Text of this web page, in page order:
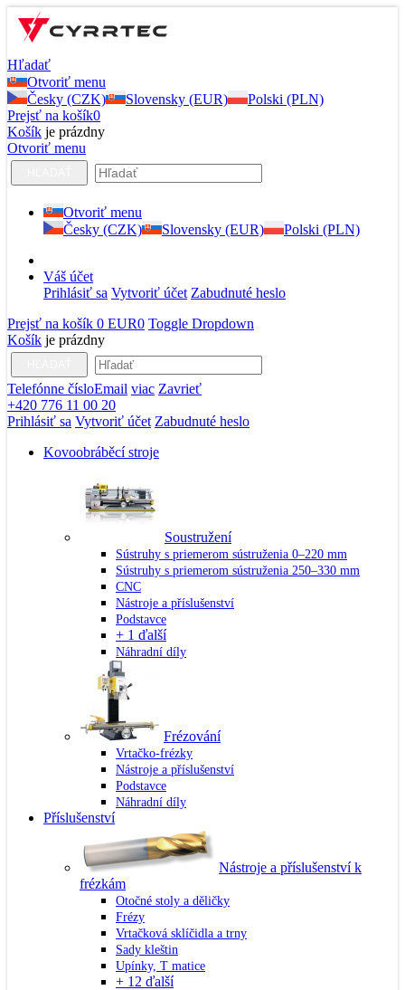
Hľadať
Otvoriť menu
Česky (CZK)
Slovensky (EUR)
Polski (PLN)
Prejsť na košík0
Košík je prázdny
Otvoriť menu
Otvoriť menu
Česky (CZK)
Slovensky (EUR) Polski (PLN)
Váš účet
Prihlásiť sa Vytvoriť účet Zabudnuté heslo
Prejsť na košík 0 EUR0 Toggle Dropdown
Košík je prázdny
Telefónne čísloEmail viac Zavrieť
+420 776 11 00 20
Prihlásiť sa Vytvoriť účet Zabudnuté heslo
Kovoobráběcí stroje
Soustružení
Sústruhy s priemerom sústruženia 0–220 mm
Sústruhy s priemerom sústruženia 250–330 mm
CNC
Nástroje a příslušenství
Podstavce
+ 1 ďalší
Náhradní díly
Frézování
Vrtačko-frézky
Nástroje a příslušenství
Podstavce
Náhradní díly
Příslušenství
Nástroje a příslušenství k
frézkám
Otočné stoly a děličky
Frézy
Vrtačková sklíčidla a trny
Sady kleštin
Upínky, T matice
+ 12 ďalší